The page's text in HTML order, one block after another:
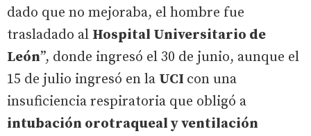
dado que no mejoraba, el hombre fue
trasladado al Hospital Universitario de
León”, donde ingresó el 30 de junio, aunque el
15 de julio ingresó en la UCI con una
insuficiencia respiratoria que obligó a
intubación orotraqueal y ventilación